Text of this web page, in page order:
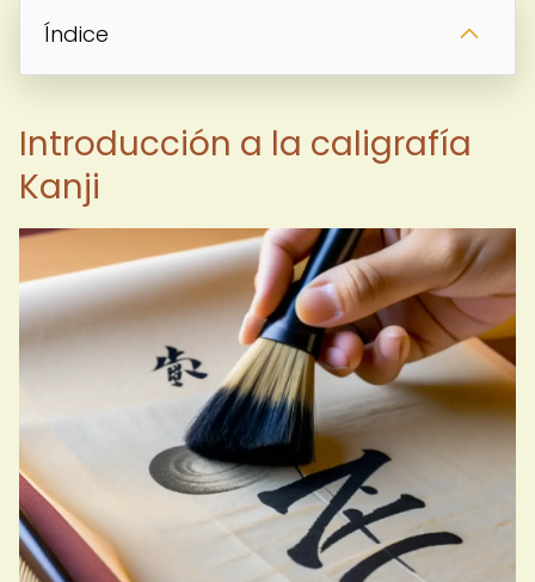
Índice
Introducción a la caligrafía
Kanji